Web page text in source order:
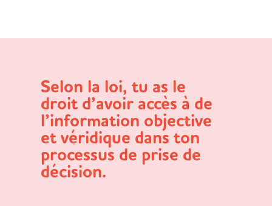
Selon la loi, tu as le
droit d’avoir accès à de
l’information objective
et véridique dans ton
processus de prise de
décision.